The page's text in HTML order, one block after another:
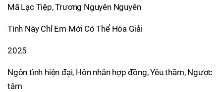
Mã Lạc Tiệp, Trương Nguyên Nguyên
Tình Này Chỉ Em Mới Có Thể Hóa Giải
2025
Ngôn tình hiện đại, Hôn nhân hợp đồng, Yêu thầm, Ngược
tâm